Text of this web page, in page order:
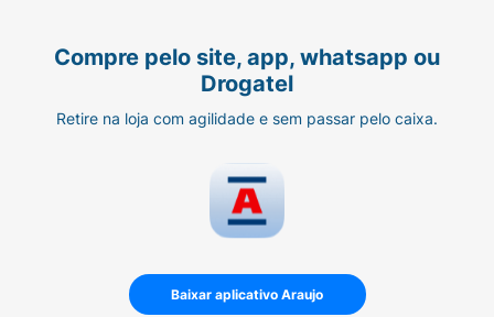
Compre pelo site, app, whatsapp ou
Drogatel
Retire na loja com agilidade e sem passar pelo caixa.
Baixar aplicativo Araujo